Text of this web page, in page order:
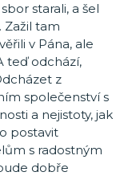
starali, a šel
Zažil tam
v Pána, ale
teď odchází,
z
společenství s
a nejistoty, jak
postavit
s radostným
dobře